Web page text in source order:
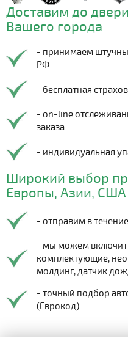
Доставим до
Вашего города
- принимаем
РФ
- бесплатная
- on-line
заказа
- индивидуальная
Широкий выбор
Европы, Азии, США
- отправим в
- мы можем
комплектующие,
молдинг, датчик
- точный подбор
(Еврокод)